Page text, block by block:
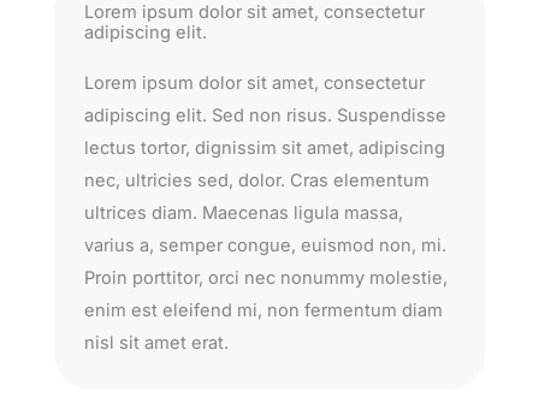
Lorem ipsum dolor sit amet, consectetur
adipiscing elit.
Lorem ipsum dolor sit amet, consectetur
adipiscing elit. Sed non risus. Suspendisse
lectus tortor, dignissim sit amet, adipiscing
nec, ultricies sed, dolor. Cras elementum
ultrices diam. Maecenas ligula massa,
varius a, semper congue, euismod non, mi.
Proin porttitor, orci nec nonummy molestie,
enim est eleifend mi, non fermentum diam
nisl sit amet erat.